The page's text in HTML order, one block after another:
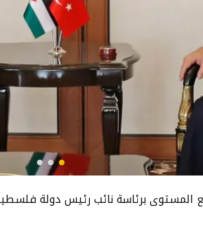
المستوى برئاسة نائب رئيس دولة